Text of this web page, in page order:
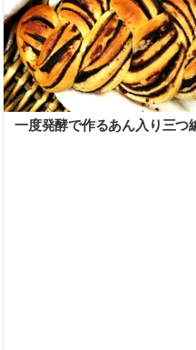
一度発酵で作るあん入り三つ